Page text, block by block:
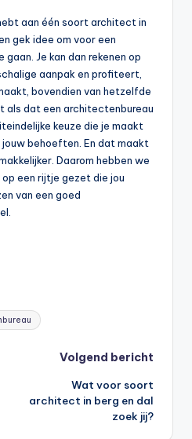
aan één soort architect in
gek idee om voor een
Je kan dan rekenen op
aanpak en profiteert,
bovendien van hetzelfde
als dat een architectenbureau
keuze die je maakt
behoeften. En dat maakt
Daarom hebben we
een rijtje gezet die jou
van een goed
Volgend bericht
Wat voor soort
architect in berg en dal
zoek jij?